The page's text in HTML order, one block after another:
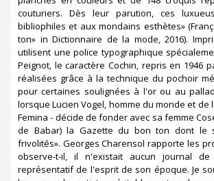
couturiers. Dès leur parution, ces
bibliophiles et aux mondains esthètes»
ton» in Dictionnaire de la mode, 2016).
utilisent une police typographique
Peignot, le caractère Cochin, repris en 1946
réalisées grâce à la technique du pochoir
pour certaines soulignées à l'or ou au
lorsque Lucien Vogel, homme du monde et
Femina - décide de fonder avec sa femme
de Babar) la Gazette du bon ton dont le
frivolités». Georges Charensol rapporte les
observe-t-il, il n'existait aucun journal
représentatif de l'esprit de son époque. Je